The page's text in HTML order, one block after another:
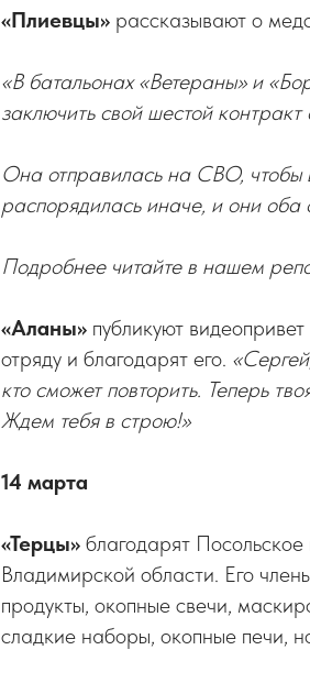
«Плиевцы» рассказывают о
«В батальонах «Ветераны» и
заключить свой шестой
Она отправилась на СВО, чтобы
распорядилась иначе, и они оба
Подробнее читайте в нашем
«Аланы» публикуют
отряду и благодарят его.
кто сможет повторить. Теперь
Ждем тебя в строю!»
14 марта
«Терцы» благодарят Посольское
Владимирской области. Его
продукты, окопные свечи,
сладкие наборы, окопные печи,